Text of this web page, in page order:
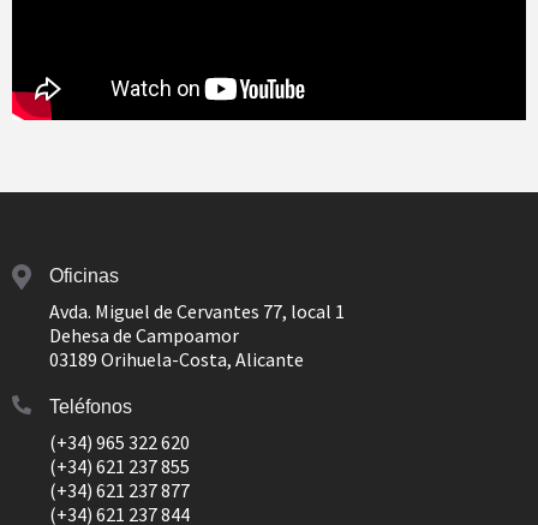
Oficinas
Avda. Miguel de Cervantes 77, local 1
Dehesa de Campoamor
03189 Orihuela-Costa, Alicante
Teléfonos
(+34) 965 322 620
(+34) 621 237 855
(+34) 621 237 877
(+34) 621 237 844